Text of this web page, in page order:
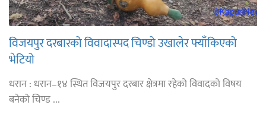
विजयपुर दरबारको विवादास्पद चिण्डो उखालेर फ्याँकिएको
भेटियो
धरान : धरान–१४ स्थित विजयपुर दरबार क्षेत्रमा रहेको विवादको विषय
बनेको चिण्ड ...